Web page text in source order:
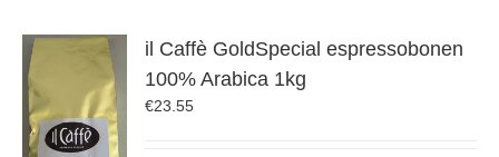
il Caffè GoldSpecial espressobonen
100% Arabica 1kg
€23.55